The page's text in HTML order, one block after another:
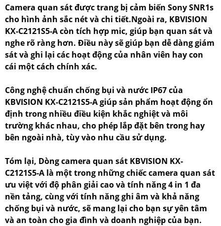
Camera quan sát được trang bị cảm biến Sony SNR1s
cho hình ảnh sắc nét và chi tiết.Ngoài ra, KBVISION
KX-C2121S5-A còn tích hợp mic, giúp bạn quan sát và
nghe rõ ràng hơn. Điều này sẽ giúp bạn dễ dàng giám
sát và ghi lại các hoạt động của nhân viên hay con
cái một cách chính xác.
Công nghệ chuẩn chống bụi và nước IP67 của
KBVISION KX-C2121S5-A giúp sản phẩm hoạt động ổn
định trong nhiều điều kiện khắc nghiệt và môi
trường khác nhau, cho phép lắp đặt bên trong hay
bên ngoài nhà, tùy vào nhu cầu sử dụng.
Tóm lại, Dòng camera quan sát KBVISION KX-
C2121S5-A là một trong những chiếc camera quan sát
ưu việt với độ phân giải cao và tính năng 4 in 1 đa
nền tảng, cùng với tính năng ghi âm và khả năng
chống bụi và nước, sẽ mang lại cho bạn sự yên tâm
và an toàn cho gia đình và doanh nghiệp của bạn.